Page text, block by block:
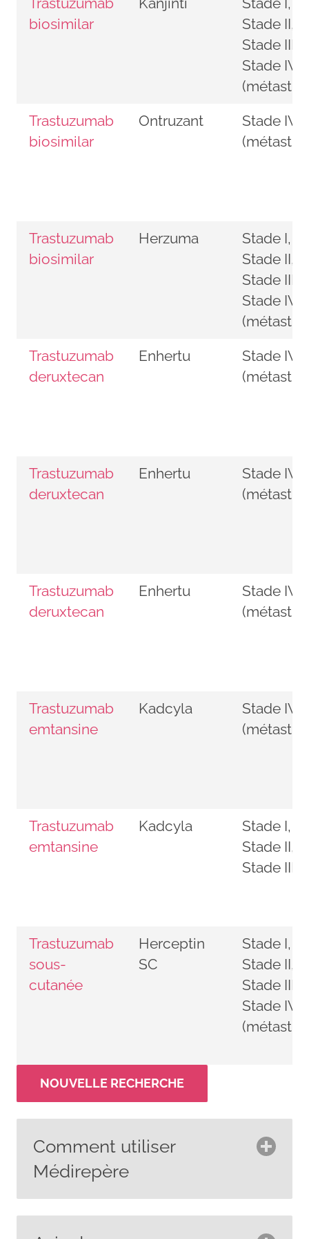
biosimilar
Stade II,
Stade III,
Stade IV
Trastuzumab
biosimilar
Ontruzant
Stade IV
Trastuzumab
biosimilar
Herzuma
Stade I,
Stade II,
Stade III,
Stade IV
Trastuzumab
deruxtecan
Enhertu
Stade IV
Trastuzumab
deruxtecan
Enhertu
Stade IV
Trastuzumab
deruxtecan
Enhertu
Stade IV
Trastuzumab
emtansine
Kadcyla
Stade IV
Trastuzumab
emtansine
Kadcyla
Stade I,
Stade II,
Stade III
Trastuzumab
sous-
cutanée
Herceptin
SC
Stade I,
Stade II,
Stade III,
Stade IV
NOUVELLE RECHERCHE
Comment utiliser
Médirepère
Utilisez Médirepère pour trouver des